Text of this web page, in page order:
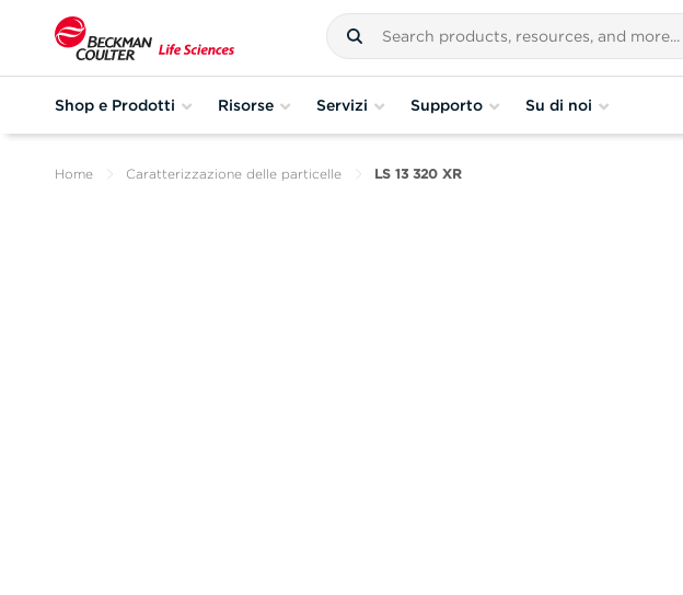
Shop e Prodotti Risorse Servizi Supporto Su di noi
Home Caratterizzazione delle particelle LS 13 320 XR